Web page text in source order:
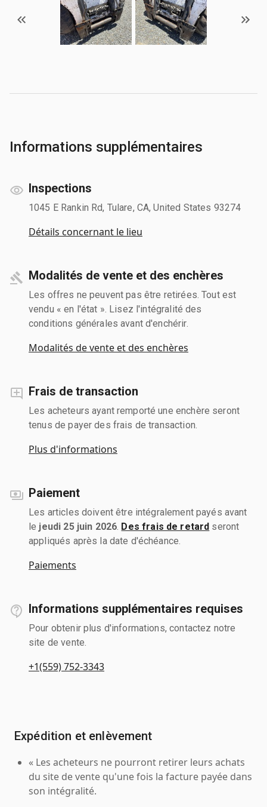
Informations supplémentaires
Inspections
1045 E Rankin Rd, Tulare, CA, United States 93274
Détails concernant le lieu
Modalités de vente et des enchères
Les offres ne peuvent pas être retirées. Tout est
vendu « en l'état ». Lisez l'intégralité des
conditions générales avant d'enchérir.
Modalités de vente et des enchères
Frais de transaction
Les acheteurs ayant remporté une enchère seront
tenus de payer des frais de transaction.
Plus d'informations
Paiement
Les articles doivent être intégralement payés avant
le jeudi 25 juin 2026 Des frais de retard seront
appliqués après la date d'échéance.
Paiements
Informations supplémentaires requises
Pour obtenir plus d'informations, contactez notre
site de vente.
+1(559) 752-3343
Expédition et enlèvement
« Les acheteurs ne pourront retirer leurs achats
du site de vente qu'une fois la facture payée dans
son intégralité.